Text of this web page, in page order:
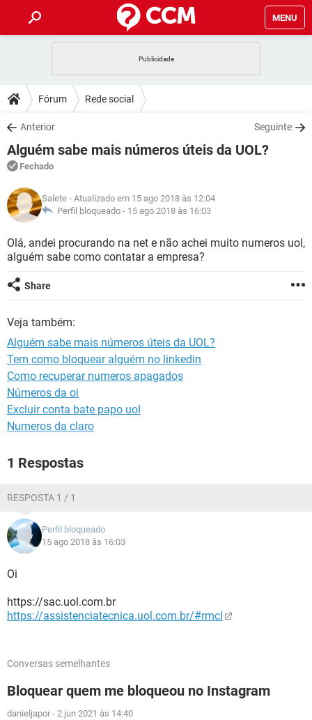
MENU
CELULAR
OUTLOOK
INSTAGRAM GMAIL
GUIA DE COMPRAS
DICAS
JOGOS
OUTLOOK
INSTAGRAM
GUIA DE COMPRAS
DOWNLOADS
JOGOS WHATSAPP
CELULAR
OUTLOOK EXCEL
INSTAGRAM
GUIA DE COMPRAS
FÓRUM
JOGOS
CELULAR FACEBOOK
INSTAGRAM GMAIL
GUIA DE COMPRAS
GLOSSÁRIO
JOGOS
CELULAR FACEBOOK
INSTAGRAM
GUIA DE COMPRAS
Fórum Rede social
Anterior Seguinte
Alguém sabe mais números úteis da UOL?
Fechado
Salete - Atualizado em 15 ago 2018 às 12:04
Perfil bloqueado - 15 ago 2018 às 16:03
Olá, andei procurando na net e não achei muito numeros uol,
alguém sabe como contatar a empresa?
Share
Veja também:
Alguém sabe mais números úteis da UOL?
Tem como bloquear alguém no linkedin
Como recuperar numeros apagados
Números da oi
Excluir conta bate papo uol
Numeros da claro
1 Respostas
RESPOSTA 1 / 1
Perfil bloqueado
15 ago 2018 às 16:03
Oi
https://sac.uol.com.br
https://assistenciatecnica.uol.com.br/#rmcl
Conversas semelhantes
Bloquear quem me bloqueou no Instagram
danieljapor - 2 jun 2021 às 14:40